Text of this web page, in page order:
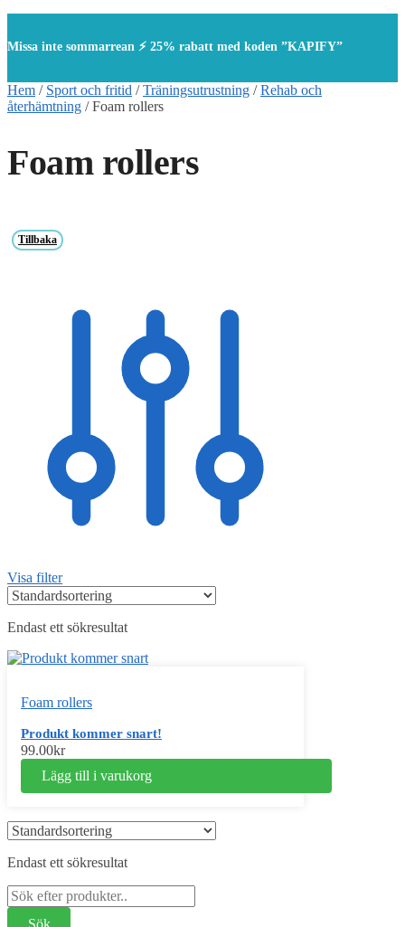
Missa inte sommarrean ⚡ 25% rabatt med koden ”KAPIFY”
Hem / Sport och fritid /Träningsutrustning /Rehab och
återhämtning /Foam rollers
Foam rollers
Tillbaka
Visa filter
Endast ett sökresultat
Foam rollers
Produkt kommer snart!
99.00kr
Lägg till i varukorg
Endast ett sökresultat
Sök
efter: